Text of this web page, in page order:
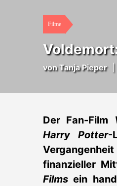
Filme
vonTanja Pieper|
Der Fan-Film
Harry Potter-
finanzieller
Films ein